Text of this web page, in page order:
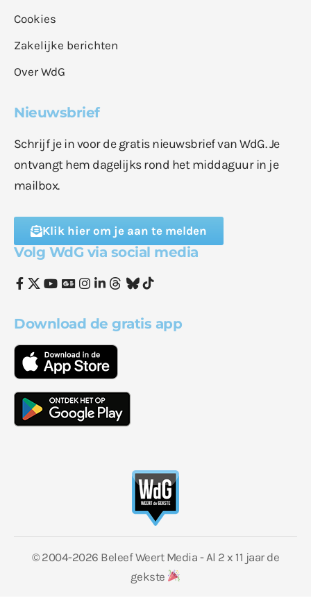
Cookies
Zakelijke berichten
Over WdG
Nieuwsbrief
Schrijf je in voor de gratis nieuwsbrief van WdG. Je
ontvangt hem dagelijks rond het middaguur in je
mailbox.
Klik hier om je aan te melden
Volg WdG via social media
Download de gratis app
© 2004-2026 Beleef Weert Media - Al 2 x 11 jaar de
gekste